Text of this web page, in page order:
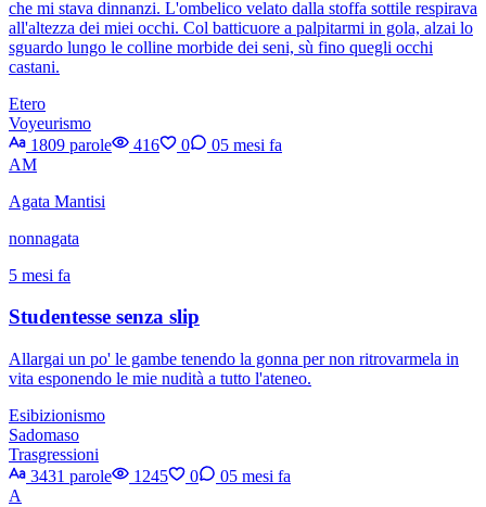
che mi stava dinnanzi. L'ombelico velato dalla stoffa sottile respirava
all'altezza dei miei occhi. Col batticuore a palpitarmi in gola, alzai lo
sguardo lungo le colline morbide dei seni, sù fino quegli occhi
castani.
Etero
Voyeurismo
1809 parole
416 0 05 mesi fa
AM
Agata Mantisi
nonnagata
5 mesi fa
Studentesse senza slip
Allargai un po' le gambe tenendo la gonna per non ritrovarmela in
vita esponendo le mie nudità a tutto l'ateneo.
Esibizionismo
Sadomaso
Trasgressioni
3431 parole
1245 0 05 mesi fa
A